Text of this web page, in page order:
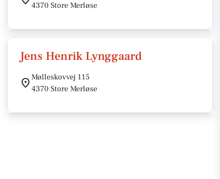
4370 Store Merløse
Jens Henrik Lynggaard
Mølleskovvej 115
4370 Store Merløse